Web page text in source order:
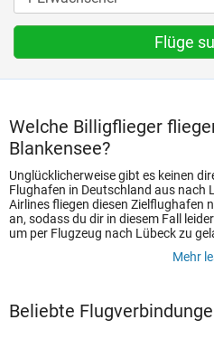
Flüge
Welche Billigflieger
Blankensee?
Unglücklicherweise gibt es keinen
Flughafen in Deutschland aus nach
Airlines fliegen diesen Zielflughafen
an, sodass du dir in diesem Fall
um per Flugzeug nach Lübeck zu
Mehr
Beliebte